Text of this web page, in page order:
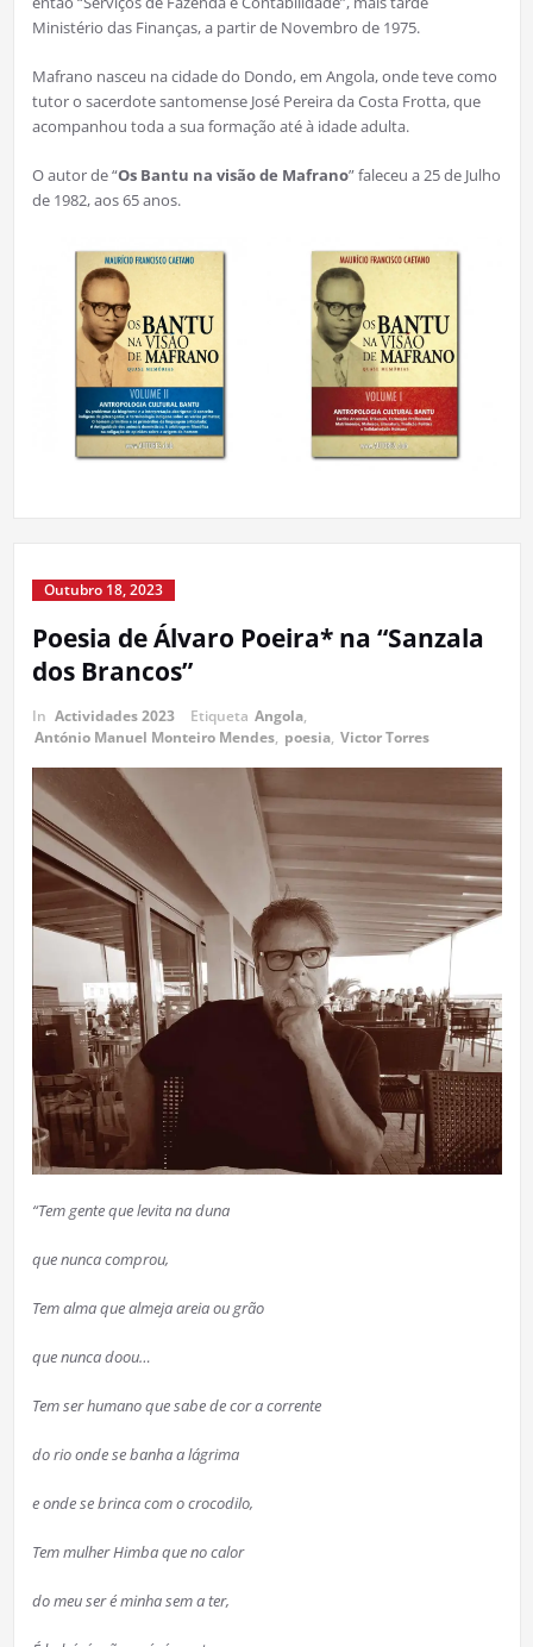
Ministério das Finanças, a partir de Novembro de 1975.
Mafrano nasceu na cidade do Dondo, em Angola, onde teve como
tutor o sacerdote santomense José Pereira da Costa Frotta, que
acompanhou toda a sua formação até à idade adulta.
O autor de “Os Bantu na visão de Mafrano” faleceu a 25 de Julho
de 1982, aos 65 anos.
Outubro 18, 2023
Poesia de Álvaro Poeira* na “Sanzala
dos Brancos”
In Actividades 2023 Etiqueta Angola,
António Manuel Monteiro Mendes, poesia, Victor Torres
“Tem gente que levita na duna
que nunca comprou,
Tem alma que almeja areia ou grão
que nunca doou…
Tem ser humano que sabe de cor a corrente
do rio onde se banha a lágrima
e onde se brinca com o crocodilo,
Tem mulher Himba que no calor
do meu ser é minha sem a ter,